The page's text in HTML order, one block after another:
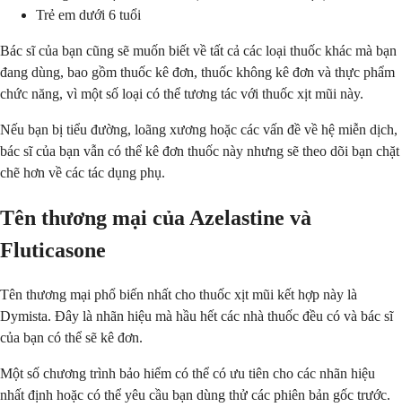
Trẻ em dưới 6 tuổi
Bác sĩ của bạn cũng sẽ muốn biết về tất cả các loại thuốc khác mà bạn
đang dùng, bao gồm thuốc kê đơn, thuốc không kê đơn và thực phẩm
chức năng, vì một số loại có thể tương tác với thuốc xịt mũi này.
Nếu bạn bị tiểu đường, loãng xương hoặc các vấn đề về hệ miễn dịch,
bác sĩ của bạn vẫn có thể kê đơn thuốc này nhưng sẽ theo dõi bạn chặt
chẽ hơn về các tác dụng phụ.
Tên thương mại của Azelastine và
Fluticasone
Tên thương mại phổ biến nhất cho thuốc xịt mũi kết hợp này là
Dymista. Đây là nhãn hiệu mà hầu hết các nhà thuốc đều có và bác sĩ
của bạn có thể sẽ kê đơn.
Một số chương trình bảo hiểm có thể có ưu tiên cho các nhãn hiệu
nhất định hoặc có thể yêu cầu bạn dùng thử các phiên bản gốc trước.